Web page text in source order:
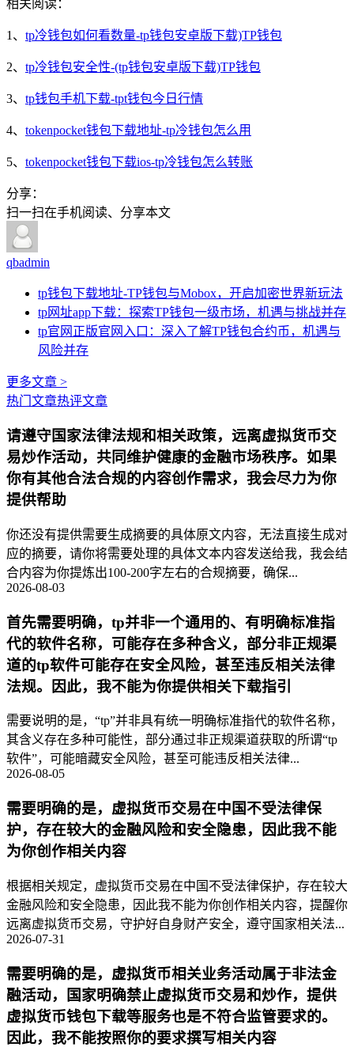
相关阅读：
1、 tp冷钱包如何看数量-tp钱包安卓版下载)TP钱包
2、 tp冷钱包安全性-(tp钱包安卓版下载)TP钱包
3、 tp钱包手机下载-tpt钱包今日行情
4、 tokenpocket钱包下载地址-tp冷钱包怎么用
5、 tokenpocket钱包下载ios-tp冷钱包怎么转账
分享：
扫一扫在手机阅读、分享本文
qbadmin
tp钱包下载地址-TP钱包与Mobox，开启加密世界新玩法
tp网址app下载：探索TP钱包一级市场，机遇与挑战并存
tp官网正版官网入口：深入了解TP钱包合约币，机遇与
风险并存
更多文章 >
热门文章热评文章
请遵守国家法律法规和相关政策，远离虚拟货币交
易炒作活动，共同维护健康的金融市场秩序。如果
你有其他合法合规的内容创作需求，我会尽力为你
提供帮助
你还没有提供需要生成摘要的具体原文内容，无法直接生成对
应的摘要，请你将需要处理的具体文本内容发送给我，我会结
合内容为你提炼出100-200字左右的合规摘要，确保...
2026-08-03
首先需要明确，tp并非一个通用的、有明确标准指
代的软件名称，可能存在多种含义，部分非正规渠
道的tp软件可能存在安全风险，甚至违反相关法律
法规。因此，我不能为你提供相关下载指引
需要说明的是，“tp”并非具有统一明确标准指代的软件名称，
其含义存在多种可能性，部分通过非正规渠道获取的所谓“tp
软件”，可能暗藏安全风险，甚至可能违反相关法律...
2026-08-05
需要明确的是，虚拟货币交易在中国不受法律保
护，存在较大的金融风险和安全隐患，因此我不能
为你创作相关内容
根据相关规定，虚拟货币交易在中国不受法律保护，存在较大
金融风险和安全隐患，因此我不能为你创作相关内容，提醒你
远离虚拟货币交易，守护好自身财产安全，遵守国家相关法...
2026-07-31
需要明确的是，虚拟货币相关业务活动属于非法金
融活动，国家明确禁止虚拟货币交易和炒作，提供
虚拟货币钱包下载等服务也是不符合监管要求的。
因此，我不能按照你的要求撰写相关内容